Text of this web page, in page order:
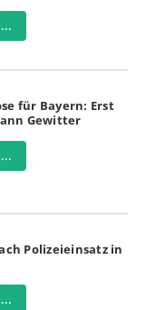
für Bayern: Erst
Gewitter
Polizeieinsatz in